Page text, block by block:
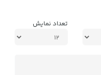
تعداد نمایش